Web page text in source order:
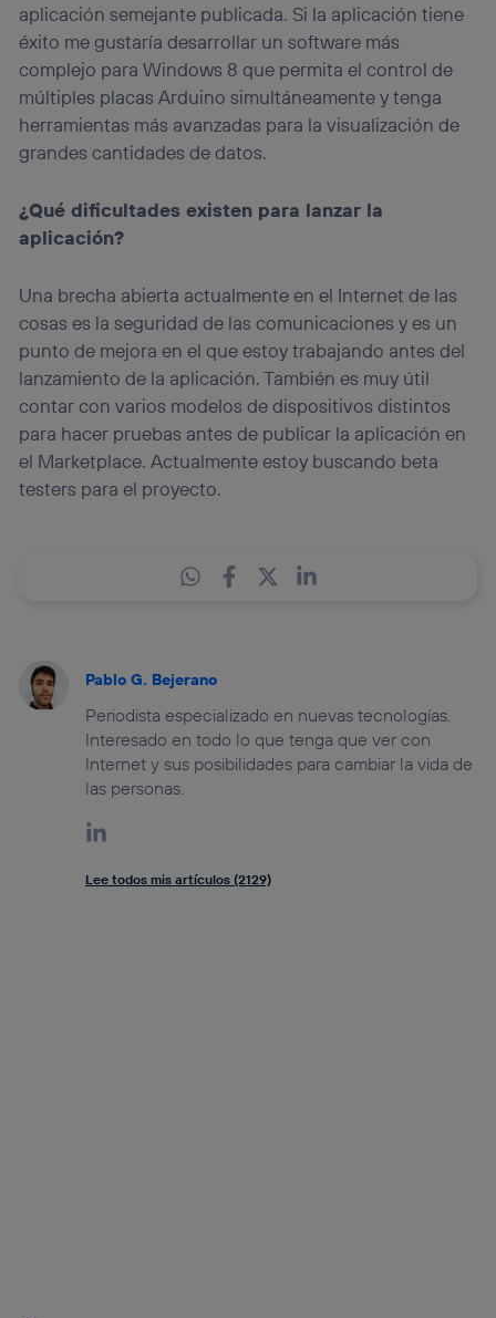
aplicación semejante publicada. Si la aplicación tiene
éxito me gustaría desarrollar un software más
complejo para Windows 8 que permita el control de
múltiples placas Arduino simultáneamente y tenga
herramientas más avanzadas para la visualización de
grandes cantidades de datos.
¿Qué dificultades existen para lanzar la
aplicación?
Una brecha abierta actualmente en el Internet de las
cosas es la seguridad de las comunicaciones y es un
punto de mejora en el que estoy trabajando antes del
lanzamiento de la aplicación. También es muy útil
contar con varios modelos de dispositivos distintos
para hacer pruebas antes de publicar la aplicación en
el Marketplace. Actualmente estoy buscando beta
testers para el proyecto.
Pablo G. Bejerano
Periodista especializado en nuevas tecnologías.
Interesado en todo lo que tenga que ver con
Internet y sus posibilidades para cambiar la vida de
las personas.
Lee todos mis artículos (2129)